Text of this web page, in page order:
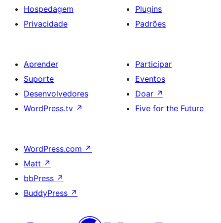
Hospedagem
Privacidade
Plugins
Padrões
Aprender
Suporte
Desenvolvedores
WordPress.tv ↗
Participar
Eventos
Doar ↗
Five for the Future
WordPress.com ↗
Matt ↗
bbPress ↗
BuddyPress ↗